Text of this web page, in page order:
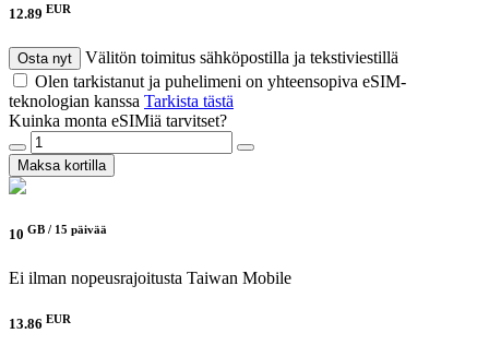
12.89 EUR
Osta nyt
Välitön toimitus sähköpostilla ja tekstiviestillä
Olen tarkistanut ja puhelimeni on yhteensopiva eSIM-
teknologian kanssa Tarkista tästä
Kuinka monta eSIMiä tarvitset?
Maksa kortilla
10 GB / 15 päivää
Ei ilman nopeusrajoitusta Taiwan Mobile
13.86 EUR